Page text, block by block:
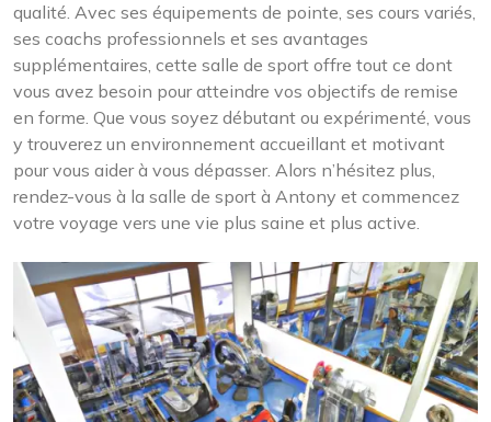
qualité. Avec ses équipements de pointe, ses cours variés,
ses coachs professionnels et ses avantages
supplémentaires, cette salle de sport offre tout ce dont
vous avez besoin pour atteindre vos objectifs de remise
en forme. Que vous soyez débutant ou expérimenté, vous
y trouverez un environnement accueillant et motivant
pour vous aider à vous dépasser. Alors n’hésitez plus,
rendez-vous à la salle de sport à Antony et commencez
votre voyage vers une vie plus saine et plus active.